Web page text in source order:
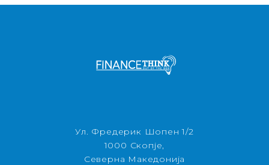
Ул. Фредерик Шопен 1/2
1000 Скопје,
Северна Македонија